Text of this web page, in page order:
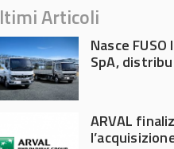
Articoli
Nasce FUSO
SpA,
ARVAL